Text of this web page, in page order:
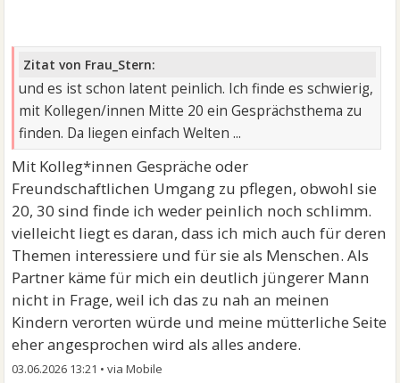
Zitat von Frau_Stern:
und es ist schon latent peinlich. Ich finde es schwierig,
mit Kollegen/innen Mitte 20 ein Gesprächsthema zu
finden. Da liegen einfach Welten ...
Mit Kolleg*innen Gespräche oder
Freundschaftlichen Umgang zu pflegen, obwohl sie
20, 30 sind finde ich weder peinlich noch schlimm.
vielleicht liegt es daran, dass ich mich auch für deren
Themen interessiere und für sie als Menschen. Als
Partner käme für mich ein deutlich jüngerer Mann
nicht in Frage, weil ich das zu nah an meinen
Kindern verorten würde und meine mütterliche Seite
eher angesprochen wird als alles andere.
03.06.2026 13:21 •